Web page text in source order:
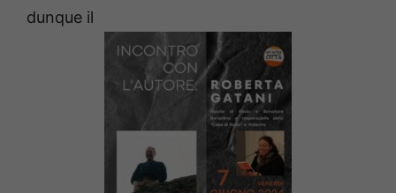
dunque il